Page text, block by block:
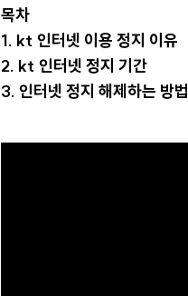
목차
1. kt 인터넷 이용 정지 이유
2. kt 인터넷 정지 기간
3. 인터넷 정지 해제하는 방법